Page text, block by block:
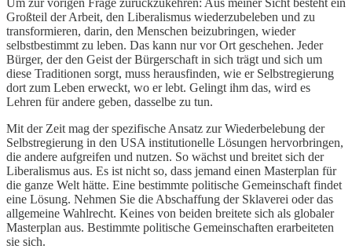
Großteil der Arbeit, den Liberalismus wiederzubeleben und zu
transformieren, darin, den Menschen beizubringen, wieder
selbstbestimmt zu leben. Das kann nur vor Ort geschehen. Jeder
Bürger, der den Geist der Bürgerschaft in sich trägt und sich um
diese Traditionen sorgt, muss herausfinden, wie er Selbstregierung
dort zum Leben erweckt, wo er lebt. Gelingt ihm das, wird es
Lehren für andere geben, dasselbe zu tun.
Mit der Zeit mag der spezifische Ansatz zur Wiederbelebung der
Selbstregierung in den USA institutionelle Lösungen hervorbringen,
die andere aufgreifen und nutzen. So wächst und breitet sich der
Liberalismus aus. Es ist nicht so, dass jemand einen Masterplan für
die ganze Welt hätte. Eine bestimmte politische Gemeinschaft findet
eine Lösung. Nehmen Sie die Abschaffung der Sklaverei oder das
allgemeine Wahlrecht. Keines von beiden breitete sich als globaler
Masterplan aus. Bestimmte politische Gemeinschaften erarbeiteten
sie sich.